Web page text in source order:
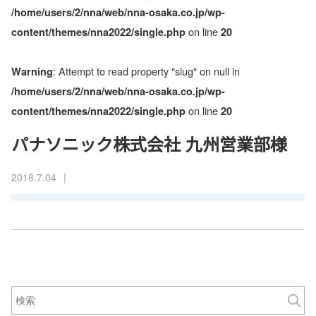
/home/users/2/nna/web/nna-osaka.co.jp/wp-
content/themes/nna2022/single.php on line 20
Warning: Attempt to read property "slug" on null in
/home/users/2/nna/web/nna-osaka.co.jp/wp-
content/themes/nna2022/single.php on line 20
パナソニック株式会社 九州営業部様
2018.7.04 |